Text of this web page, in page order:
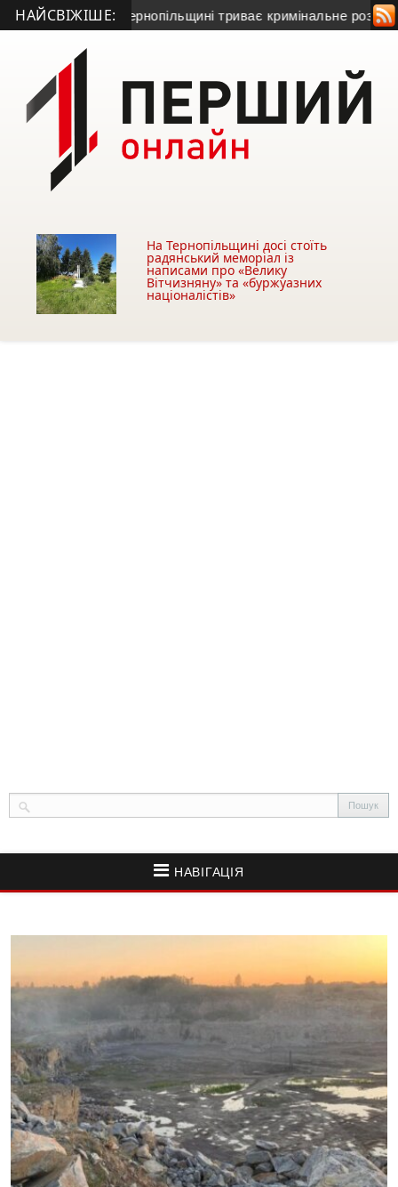
НАЙСВІЖІШЕ:
Серет: на Тернопільщині триває кримінальне
На Тернопільщині досі стоїть
радянський меморіал із
написами про «Велику
Вітчизняну» та «буржуазних
націоналістів»
НАВІГАЦІЯ